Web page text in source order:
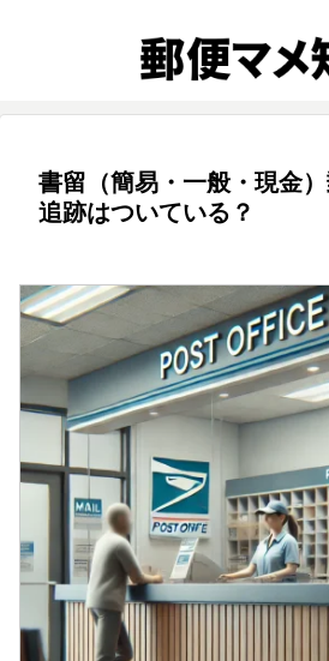
書留（簡易・一般・現金）
追跡はついている？